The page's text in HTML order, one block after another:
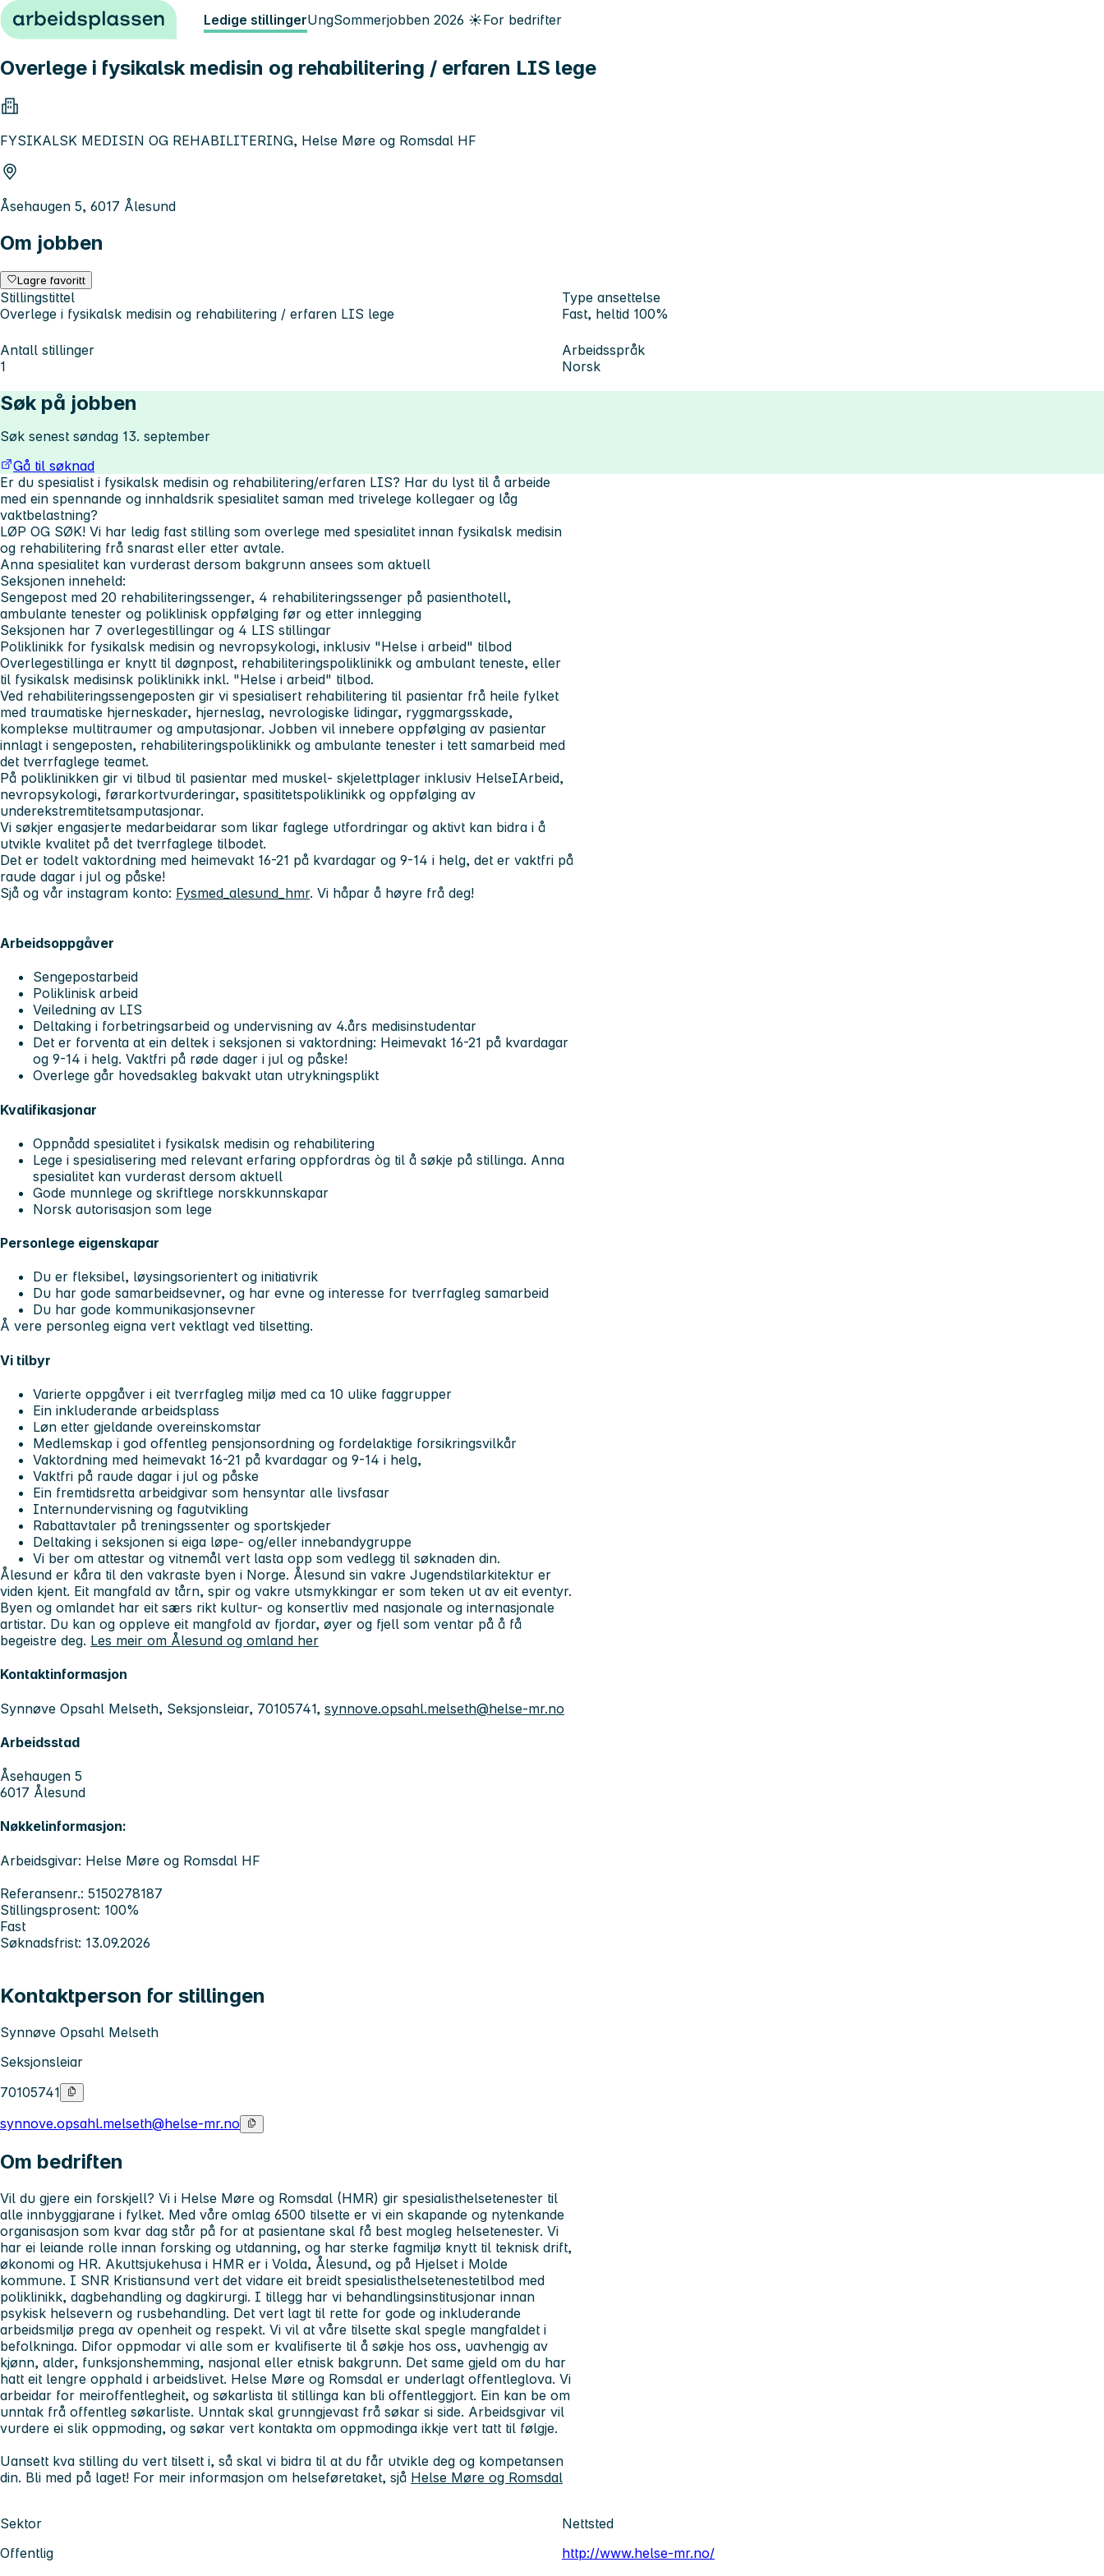
Hopp til innhold Ledige stillingerUngSommerjobben 2026 ☀️For bedrifter
Overlege i fysikalsk medisin og rehabilitering / erfaren LIS lege
FYSIKALSK MEDISIN OG REHABILITERING, Helse Møre og Romsdal HF
Åsehaugen 5, 6017 Ålesund
Om jobben
Lagre favoritt
Stillingstittel
Overlege i fysikalsk medisin og rehabilitering / erfaren LIS lege
Type ansettelse
Fast, heltid 100%
Antall stillinger
1
Arbeidsspråk
Norsk
Søk på jobben
Søk senest søndag 13. september
Gå til søknad
Er du spesialist i fysikalsk medisin og rehabilitering/erfaren LIS? Har du lyst til å arbeide
med ein spennande og innhaldsrik spesialitet saman med trivelege kollegaer og låg
vaktbelastning?
LØP OG SØK! Vi har ledig fast stilling som overlege med spesialitet innan fysikalsk medisin
og rehabilitering frå snarast eller etter avtale.
Anna spesialitet kan vurderast dersom bakgrunn ansees som aktuell
Seksjonen inneheld:
Sengepost med 20 rehabiliteringssenger, 4 rehabiliteringssenger på pasienthotell,
ambulante tenester og poliklinisk oppfølging før og etter innlegging
Seksjonen har 7 overlegestillingar og 4 LIS stillingar
Poliklinikk for fysikalsk medisin og nevropsykologi, inklusiv "Helse i arbeid" tilbod
Overlegestillinga er knytt til døgnpost, rehabiliteringspoliklinikk og ambulant teneste, eller
til fysikalsk medisinsk poliklinikk inkl. "Helse i arbeid" tilbod.
Ved rehabiliteringssengeposten gir vi spesialisert rehabilitering til pasientar frå heile fylket
med traumatiske hjerneskader, hjerneslag, nevrologiske lidingar, ryggmargsskade,
komplekse multitraumer og amputasjonar. Jobben vil innebere oppfølging av pasientar
innlagt i sengeposten, rehabiliteringspoliklinikk og ambulante tenester i tett samarbeid med
det tverrfaglege teamet.
På poliklinikken gir vi tilbud til pasientar med muskel- skjelettplager inklusiv HelseIArbeid,
nevropsykologi, førarkortvurderingar, spasititetspoliklinikk og oppfølging av
underekstremtitetsamputasjonar.
Vi søkjer engasjerte medarbeidarar som likar faglege utfordringar og aktivt kan bidra i å
utvikle kvalitet på det tverrfaglege tilbodet.
Det er todelt vaktordning med heimevakt 16-21 på kvardagar og 9-14 i helg, det er vaktfri på
raude dagar i jul og påske!
Sjå og vår instagram konto: Fysmed_alesund_hmr. Vi håpar å høyre frå deg!
Arbeidsoppgåver
Sengepostarbeid
Poliklinisk arbeid
Veiledning av LIS
Deltaking i forbetringsarbeid og undervisning av 4.års medisinstudentar
Det er forventa at ein deltek i seksjonen si vaktordning: Heimevakt 16-21 på kvardagar
og 9-14 i helg. Vaktfri på røde dager i jul og påske!
Overlege går hovedsakleg bakvakt utan utrykningsplikt
Kvalifikasjonar
Oppnådd spesialitet i fysikalsk medisin og rehabilitering
Lege i spesialisering med relevant erfaring oppfordras òg til å søkje på stillinga. Anna
spesialitet kan vurderast dersom aktuell
Gode munnlege og skriftlege norskkunnskapar
Norsk autorisasjon som lege
Personlege eigenskapar
Du er fleksibel, løysingsorientert og initiativrik
Du har gode samarbeidsevner, og har evne og interesse for tverrfagleg samarbeid
Du har gode kommunikasjonsevner
Å vere personleg eigna vert vektlagt ved tilsetting.
Vi tilbyr
Varierte oppgåver i eit tverrfagleg miljø med ca 10 ulike faggrupper
Ein inkluderande arbeidsplass
Løn etter gjeldande overeinskomstar
Medlemskap i god offentleg pensjonsordning og fordelaktige forsikringsvilkår
Vaktordning med heimevakt 16-21 på kvardagar og 9-14 i helg,
Vaktfri på raude dagar i jul og påske
Ein fremtidsretta arbeidgivar som hensyntar alle livsfasar
Internundervisning og fagutvikling
Rabattavtaler på treningssenter og sportskjeder
Deltaking i seksjonen si eiga løpe- og/eller innebandygruppe
Vi ber om attestar og vitnemål vert lasta opp som vedlegg til søknaden din.
Ålesund er kåra til den vakraste byen i Norge. Ålesund sin vakre Jugendstilarkitektur er
viden kjent. Eit mangfald av tårn, spir og vakre utsmykkingar er som teken ut av eit eventyr.
Byen og omlandet har eit særs rikt kultur- og konsertliv med nasjonale og internasjonale
artistar. Du kan og oppleve eit mangfold av fjordar, øyer og fjell som ventar på å få
begeistre deg. Les meir om Ålesund og omland her
Kontaktinformasjon
Synnøve Opsahl Melseth, Seksjonsleiar, 70105741, synnove.opsahl.melseth@helse-mr.no
Arbeidsstad
Åsehaugen 5
6017 Ålesund
Nøkkelinformasjon:
Arbeidsgivar: Helse Møre og Romsdal HF
Referansenr.: 5150278187
Stillingsprosent: 100%
Fast
Søknadsfrist: 13.09.2026
Kontaktperson for stillingen
Synnøve Opsahl Melseth
Seksjonsleiar
70105741
synnove.opsahl.melseth@helse-mr.no
Om bedriften
Vil du gjere ein forskjell? Vi i Helse Møre og Romsdal (HMR) gir spesialisthelsetenester til
alle innbyggjarane i fylket. Med våre omlag 6500 tilsette er vi ein skapande og nytenkande
organisasjon som kvar dag står på for at pasientane skal få best mogleg helsetenester. Vi
har ei leiande rolle innan forsking og utdanning, og har sterke fagmiljø knytt til teknisk drift,
økonomi og HR. Akuttsjukehusa i HMR er i Volda, Ålesund, og på Hjelset i Molde
kommune. I SNR Kristiansund vert det vidare eit breidt spesialisthelsetenestetilbod med
poliklinikk, dagbehandling og dagkirurgi. I tillegg har vi behandlingsinstitusjonar innan
psykisk helsevern og rusbehandling. Det vert lagt til rette for gode og inkluderande
arbeidsmiljø prega av openheit og respekt. Vi vil at våre tilsette skal spegle mangfaldet i
befolkninga. Difor oppmodar vi alle som er kvalifiserte til å søkje hos oss, uavhengig av
kjønn, alder, funksjonshemming, nasjonal eller etnisk bakgrunn. Det same gjeld om du har
hatt eit lengre opphald i arbeidslivet. Helse Møre og Romsdal er underlagt offentleglova. Vi
arbeidar for meiroffentlegheit, og søkarlista til stillinga kan bli offentleggjort. Ein kan be om
unntak frå offentleg søkarliste. Unntak skal grunngjevast frå søkar si side. Arbeidsgivar vil
vurdere ei slik oppmoding, og søkar vert kontakta om oppmodinga ikkje vert tatt til følgje.
Uansett kva stilling du vert tilsett i, så skal vi bidra til at du får utvikle deg og kompetansen
din. Bli med på laget! For meir informasjon om helseføretaket, sjå Helse Møre og Romsdal
Sektor
Offentlig
Nettsted
http://www.helse-mr.no/